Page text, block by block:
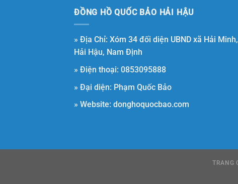
ĐỒNG HỒ QUỐC BẢO HẢI HẬU
» Địa Chỉ: Xóm 34 đối diện UBND xã Hải Minh,
Hải Hậu, Nam Định
» Điện thoại: 0853095888
» Đại diện: Phạm Quốc Bảo
» Website: donghoquocbao.com
TRANG